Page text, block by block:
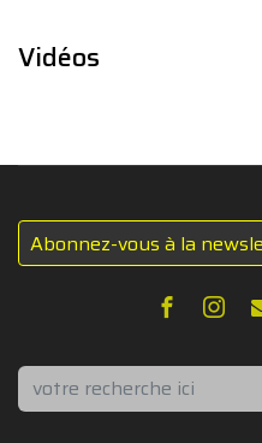
Vidéos
Abonnez-vous à la
Rechercher